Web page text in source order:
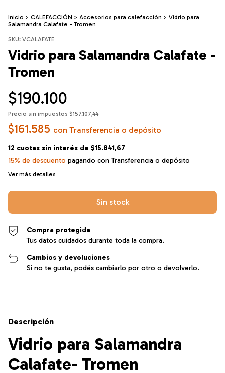
Inicio > CALEFACCIÓN > Accesorios para calefacción > Vidrio para
Salamandra Calafate - Tromen
SKU: VCALAFATE
Vidrio para Salamandra Calafate -
Tromen
$190.100
Precio sin impuestos $157.107,44
$161.585 con Transferencia o depósito
12 cuotas sin interés de $15.841,67
15% de descuento pagando con Transferencia o depósito
Ver más detalles
Compra protegida
Tus datos cuidados durante toda la compra.
Cambios y devoluciones
Si no te gusta, podés cambiarlo por otro o devolverlo.
Descripción
Vidrio para Salamandra
Calafate- Tromen